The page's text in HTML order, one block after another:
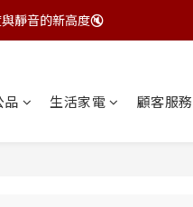
禮🎁
靜音的新高度🔇
品 生活家電 顧客服務